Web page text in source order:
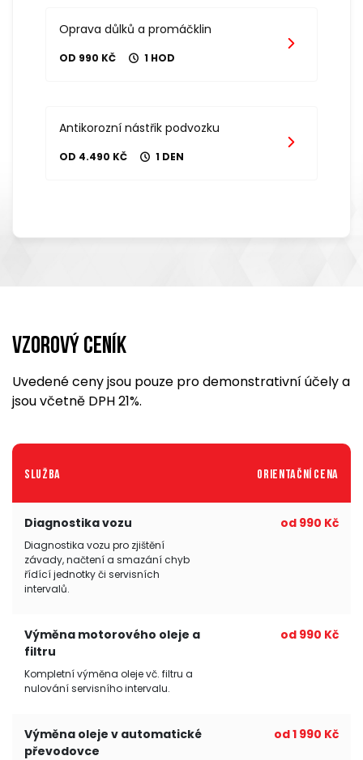
Oprava důlků a promáčklin
OD 990 KČ 1 HOD
Antikorozní nástřik podvozku
OD 4.490 KČ 1 DEN
Vzorový ceník
Uvedené ceny jsou pouze pro demonstrativní účely a
jsou včetně DPH 21%.
Služba Orientační cena
Diagnostika vozu
Diagnostika vozu pro zjištění
závady, načtení a smazání chyb
řídící jednotky či servisních
intervalů.
od 990 Kč
Výměna motorového oleje a
filtru
Kompletní výměna oleje vč. filtru a
nulování servisního intervalu.
od 990 Kč
Výměna oleje v automatické
převodovce
od 1 990 Kč